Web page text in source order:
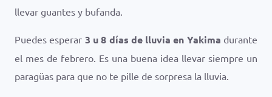
llevar guantes y bufanda.
Puedes esperar 3 u 8 días de lluvia en Yakima durante
el mes de febrero. Es una buena idea llevar siempre un
paragüas para que no te pille de sorpresa la lluvia.